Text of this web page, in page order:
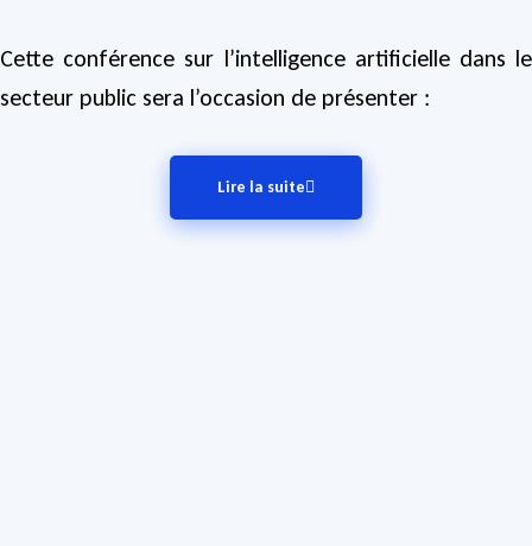
Cette conférence sur l’intelligence artificielle dans le
secteur public sera l’occasion de présenter :
Lire la suite